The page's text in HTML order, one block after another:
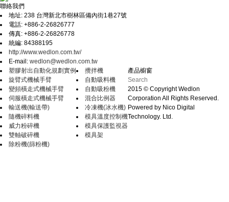
聯絡我們
地址: 238 台灣新北市樹林區備內街1巷27號
電話: +886-2-26826777
傳真: +886-2-26826778
統編: 84388195
http://www.wedlon.com.tw/
E-mail: wedlon@wedlon.com.tw
產品櫥窗
塑膠射出自動化規劃實例
旋臂式機械手臂
變頻橫走式機械手臂
伺服橫走式機械手臂
輸送機(輸送帶)
隨機碎料機
威力粉碎機
雙軸破碎機
除粉機(篩粉機)
攪拌機
自動吸料機
自動吸粉機
混合比例器
冷凍機(冰水機)
模具溫度控制機
模具保護監視器
模具架
2015 © Copyright Wedlon
Corporation All Rights Reserved.
Powered by Nico Digital
Technology. Ltd.